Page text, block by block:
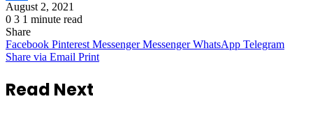
Share
August 2, 2021
0 3 1 minute read
Share
Facebook Pinterest Messenger Messenger WhatsApp Telegram
Share via Email Print
Read Next